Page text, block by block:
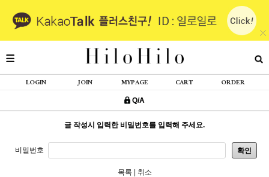
LOGIN JOIN MYPAGE CART ORDER
Q/A
글 작성시 입력한 비밀번호를 입력해 주세요.
비밀번호 확인
목록 | 취소